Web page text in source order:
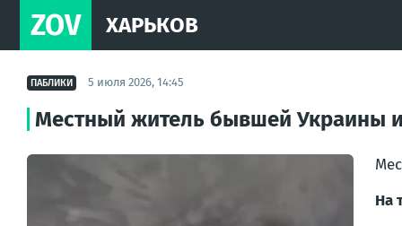
ZOV ХАРЬКОВ
ПАБЛИКИ 5 июля 2026, 14:45
Местный житель бывшей Украины
На